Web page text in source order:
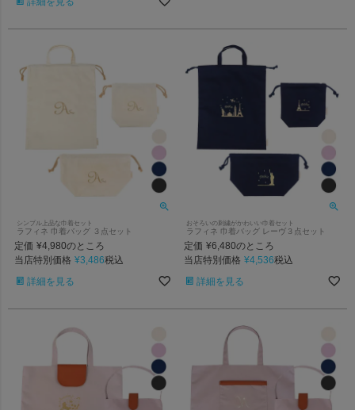
シンプル上品な巾着セット
ラフィネ 巾着バッグ ３点セット
定価 ¥4,980のところ
当店特別価格 ¥3,486税込
詳細を見る
おそろいの刺繍がかわいい巾着セット
ラフィネ 巾着バッグ レーヴ３点セット
定価 ¥6,480のところ
当店特別価格 ¥4,536税込
詳細を見る